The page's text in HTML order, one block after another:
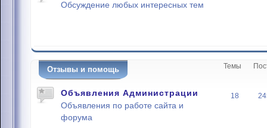
Обсуждение любых интересных тем
Отзывы и помощь Темы
Объявления Администрации
Объявления по работе сайта и
форума
18